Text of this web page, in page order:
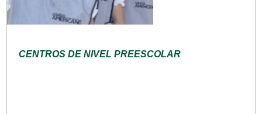
CENTROS DE NIVEL PREESCOLAR